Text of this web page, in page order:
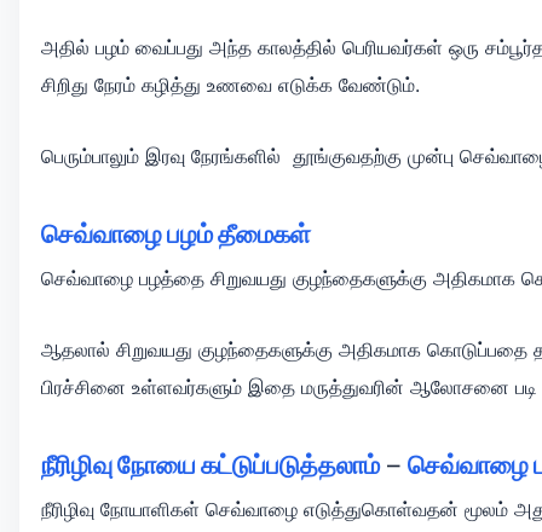
அதில் பழம் வைப்பது அந்த காலத்தில் பெரியவர்கள் ஒரு
சிறிது நேரம் கழித்து உணவை எடுக்க வேண்டும்.
பெரும்பாலும் இரவு நேரங்களில் தூங்குவதற்கு முன்பு
செவ்வாழை பழம் தீமைகள்
செவ்வாழை பழத்தை சிறுவயது குழந்தைகளுக்கு அதிகமாக
ஆதலால் சிறுவயது குழந்தைகளுக்கு அதிகமாக கொடுப்பதை
பிரச்சினை உள்ளவர்களும் இதை மருத்துவரின் ஆலோசனை படி
நீரிழிவு நோயை கட்டுப்படுத்தலாம்– செவ்வாழை
நீரிழிவு நோயாளிகள் செவ்வாழை எடுத்துகொள்வதன் மூலம்